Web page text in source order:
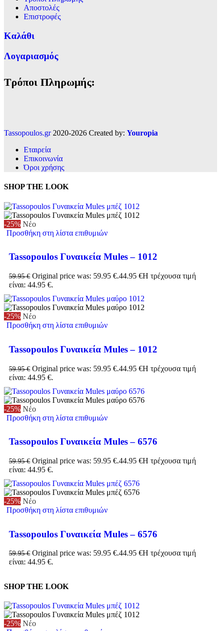
Αποστολές
Επιστροφές
Καλάθι
Λογαριασμός
Τρόποι Πληρωμής:
Tassopoulos.gr2020-2026 Created by: Youropia
Εταιρεία
Επικοινωνία
Όροι χρήσης
SHOP THE LOOK
-25% Νέο
Προσθήκη στη λίστα επιθυμιών
Tassopoulos Γυναικεία Mules – 1012
59.95€ Original price was: 59.95 €.44.95 €Η τρέχουσα τιμή
είναι: 44.95 €.
-25% Νέο
Προσθήκη στη λίστα επιθυμιών
Tassopoulos Γυναικεία Mules – 1012
59.95€ Original price was: 59.95 €.44.95 €Η τρέχουσα τιμή
είναι: 44.95 €.
-25% Νέο
Προσθήκη στη λίστα επιθυμιών
Tassopoulos Γυναικεία Mules – 6576
59.95€ Original price was: 59.95 €.44.95 €Η τρέχουσα τιμή
είναι: 44.95 €.
-25% Νέο
Προσθήκη στη λίστα επιθυμιών
Tassopoulos Γυναικεία Mules – 6576
59.95€ Original price was: 59.95 €.44.95 €Η τρέχουσα τιμή
είναι: 44.95 €.
SHOP THE LOOK
-25% Νέο